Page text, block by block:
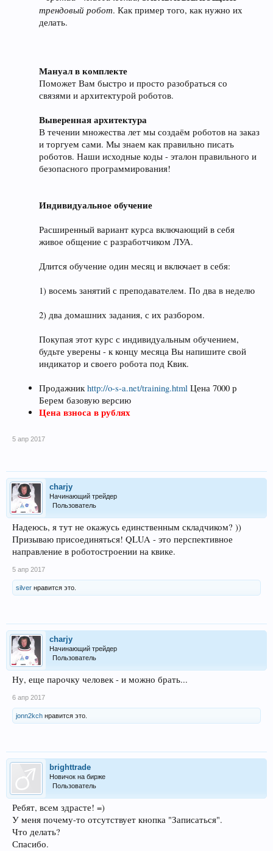
трендовый робот. Как пример того, как нужно их
делать.
Мануал в комплекте
Поможет Вам быстро и просто разобраться со
связями и архитектурой роботов.
Выверенная архитектура
В течении множества лет мы создаём роботов на заказ
и торгуем сами. Мы знаем как правильно писать
роботов. Наши исходные коды - эталон правильного и
безопасного программирования!
Индивидуальное обучение
Расширенный вариант курса включающий в себя
живое общение с разработчиком ЛУА.
Длится обучение один месяц и включает в себя:
1) восемь занятий с преподавателем. По два в неделю
2) два домашних задания, с их разбором.
Покупая этот курс с индивидуальным обучением,
будьте уверены - к концу месяца Вы напишите свой
индикатор и своего робота под Квик.
Продажник http://o-s-a.net/training.html Цена 7000 р
Берем базовую версию
Цена взноса в рублях
5 апр 2017
charjy
Начинающий трейдер
Пользователь
Надеюсь, я тут не окажусь единственным складчиком? ))
Призываю присоединяться! QLUA - это перспективное
направление в роботостроении на квике.
5 апр 2017
silver нравится это.
charjy
Начинающий трейдер
Пользователь
Ну, еще парочку человек - и можно брать...
6 апр 2017
jonn2kch нравится это.
brighttrade
Новичок на бирже
Пользователь
Ребят, всем здрасте! =)
У меня почему-то отсутствует кнопка "Записаться".
Что делать?
Спасибо.